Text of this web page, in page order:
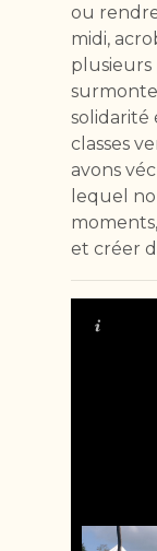
ou
midi,
solidarité
classes
avons
lequel
et créer